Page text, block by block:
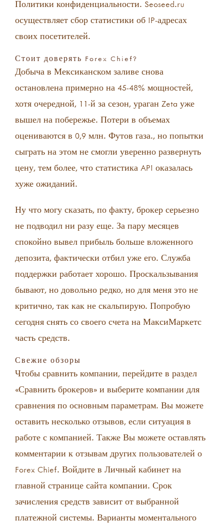
Политики конфиденциальности. Seoseed.ru
осуществляет сбор статистики об IP-адресах
своих посетителей.
Стоит доверять Forex Chief?
Добыча в Мексиканском заливе снова
остановлена примерно на 45-48% мощностей,
хотя очередной, 11-й за сезон, ураган Zeta уже
вышел на побережье. Потери в объемах
оцениваются в 0,9 млн. Футов газа., но попытки
сыграть на этом не смогли уверенно развернуть
цену, тем более, что статистика API оказалась
хуже ожиданий.
Ну что могу сказать, по факту, брокер серьезно
не подводил ни разу еще. За пару месяцев
спокойно вывел прибыль больше вложенного
депозита, фактически отбил уже его. Служба
поддержки работает хорошо. Проскальзывания
бывают, но довольно редко, но для меня это не
критично, так как не скальпирую. Попробую
сегодня снять со своего счета на МаксиМаркетс
часть средств.
Свежие обзоры
Чтобы сравнить компании, перейдите в раздел
«Сравнить брокеров» и выберите компании для
сравнения по основным параметрам. Вы можете
оставить несколько отзывов, если ситуация в
работе с компанией. Также Вы можете оставлять
комментарии к отзывам других пользователей о
Forex Chief. Войдите в Личный кабинет на
главной странице сайта компании. Срок
зачисления средств зависит от выбранной
платежной системы. Варианты моментального